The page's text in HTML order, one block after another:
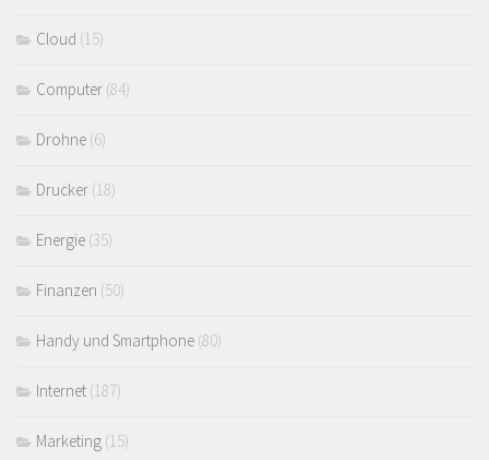
Cloud (15)
Computer (84)
Drohne (6)
Drucker (18)
Energie (35)
Finanzen (50)
Handy und Smartphone (80)
Internet (187)
Marketing (15)